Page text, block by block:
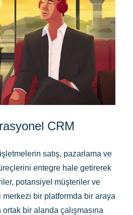
CRM
satış, pazarlama ve
entegre hale getirerek
potansiyel müşteriler ve
merkezi bir platformda bir araya
bir alanda çalışmasına